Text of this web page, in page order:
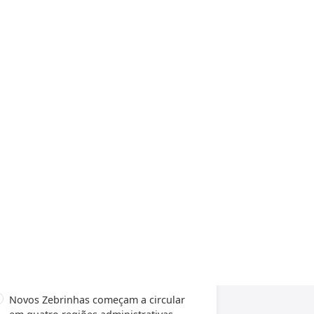
Novos Zebrinhas começam a circular